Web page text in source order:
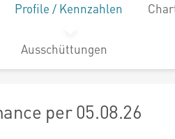
Profile / Kennzahlen
Ausschüttungen
per 05.08.26